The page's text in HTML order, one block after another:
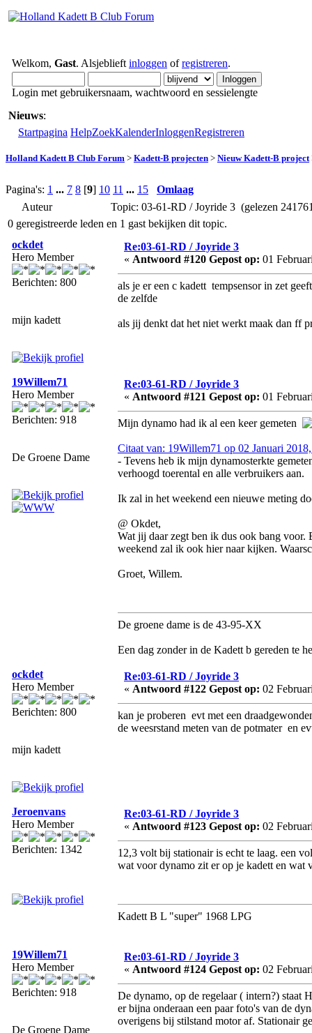
Welkom, Gast. Alsjeblieft inloggen ofregistreren.
Login met gebruikersnaam, wachtwoord en sessielengte
Nieuws:
Startpagina HelpZoekKalenderInloggenRegistreren
Holland Kadett B Club Forum > Kadett-B projecten > Nieuw Kadett-B project
Pagina's: 1 ... 7 8 [9] 10 11 ... 15
Omlaag
Auteur
Topic: 03-61-RD / Joyride 3 (gelezen
0 geregistreerde leden en 1 gast bekijken dit topic.
ockdet
Hero Member
Berichten: 800
mijn kadett
Re:03-61-RD / Joyride 3
« Antwoord #120 Gepost op: 01
als je er een c kadett tempsensor in zet
de zelfde
als jij denkt dat het niet werkt maak dan ff
19Willem71
Hero Member
Berichten: 918
De Groene Dame
Re:03-61-RD / Joyride 3
« Antwoord #121 Gepost op: 01
Mijn dynamo had ik al een keer gemeten
Citaat van: 19Willem71 op 02 Januari
- Tevens heb ik mijn dynamosterkte
verhoogd toerental en alle verbruikers aan.
Ik zal in het weekend een nieuwe meting
@ Okdet,
Wat jij daar zegt ben ik dus ook bang
weekend zal ik ook hier naar kijken.
Groet, Willem.
De groene dame is de 43-95-XX
Een dag zonder in de Kadett b gereden te
ockdet
Hero Member
Berichten: 800
mijn kadett
Re:03-61-RD / Joyride 3
« Antwoord #122 Gepost op: 02
kan je proberen evt met een
de weesrstand meten van de potmater en
Jeroenvans
Hero Member
Berichten: 1342
Re:03-61-RD / Joyride 3
« Antwoord #123 Gepost op: 02
12,3 volt bij stationair is echt te laag. een
wat voor dynamo zit er op je kadett en wat
Kadett B L "super" 1968 LPG
19Willem71
Hero Member
Berichten: 918
De Groene Dame
Re:03-61-RD / Joyride 3
« Antwoord #124 Gepost op: 02
De dynamo, op de regelaar ( intern?) staat
er bijna onderaan een paar foto's van de
overigens bij stilstand motor af. Stationair